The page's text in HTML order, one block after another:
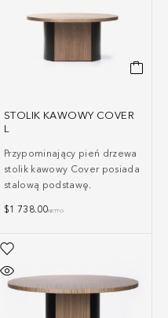
STOLIK KAWOWY COVER
L
Przypominający pień drzewa
stolik kawowy Cover posiada
stalową podstawę.
$1 738.00NETTO